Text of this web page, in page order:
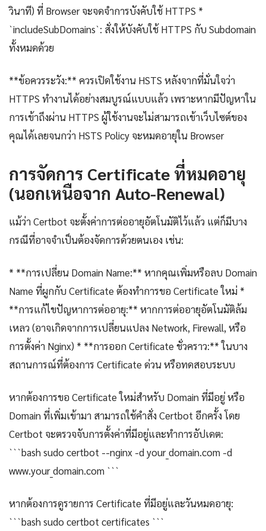
วินาที) ที่ Browser จะจดจำการบังคับใช้ HTTPS *
`includeSubDomains`: สั่งให้บังคับใช้ HTTPS กับ Subdomain
ทั้งหมดด้วย
**ข้อควรระวัง:** ควรเปิดใช้งาน HSTS หลังจากที่มั่นใจว่า
HTTPS ทำงานได้อย่างสมบูรณ์แบบแล้ว เพราะหากมีปัญหาใน
การเข้าถึงผ่าน HTTPS ผู้ใช้งานจะไม่สามารถเข้าเว็บไซต์ของ
คุณได้เลยจนกว่า HSTS Policy จะหมดอายุใน Browser
การจัดการ Certificate ที่หมดอายุ
(นอกเหนือจาก Auto-Renewal)
แม้ว่า Certbot จะตั้งค่าการต่ออายุอัตโนมัติไว้แล้ว แต่ก็มีบาง
กรณีที่อาจจำเป็นต้องจัดการด้วยตนเอง เช่น:
* **การเปลี่ยน Domain Name:** หากคุณเพิ่มหรือลบ Domain
Name ที่ผูกกับ Certificate ต้องทำการขอ Certificate ใหม่ *
**การแก้ไขปัญหาการต่ออายุ:** หากการต่ออายุอัตโนมัติล้ม
เหลว (อาจเกิดจากการเปลี่ยนแปลง Network, Firewall, หรือ
การตั้งค่า Nginx) * **การออก Certificate ชั่วคราว:** ในบาง
สถานการณ์ที่ต้องการ Certificate ด่วน หรือทดสอบระบบ
หากต้องการขอ Certificate ใหม่สำหรับ Domain ที่มีอยู่ หรือ
Domain ที่เพิ่มเข้ามา สามารถใช้คำสั่ง Certbot อีกครั้ง โดย
Certbot จะตรวจจับการตั้งค่าที่มีอยู่และทำการอัปเดต:
```bash sudo certbot --nginx -d your_domain.com -d
www.your_domain.com ```
หากต้องการดูรายการ Certificate ที่มีอยู่และวันหมดอายุ:
```bash sudo certbot certificates ```